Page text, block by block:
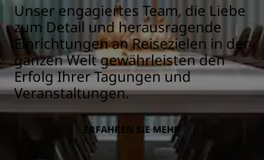
Unser engagiertes Team, die Liebe
zum Detail und herausragende
Einrichtungen an Reisezielen in der
ganzen Welt gewährleisten den
Erfolg Ihrer Tagungen und
Veranstaltungen.
ERFAHREN SIE MEHR